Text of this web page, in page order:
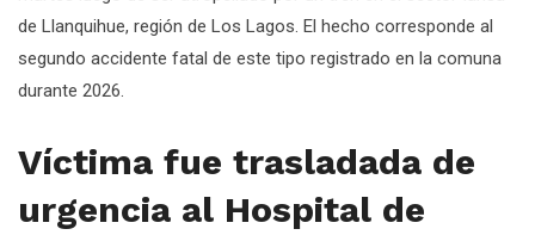
de Llanquihue, región de Los Lagos. El hecho corresponde al
segundo accidente fatal de este tipo registrado en la comuna
durante 2026.
Víctima fue trasladada de
urgencia al Hospital de